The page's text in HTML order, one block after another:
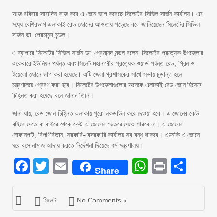
আজ রবিবার সারাদিন কাজ করে এ জোন ভাগ করেছে সিলেটের সিভিল সার্জন কার্যালয়। এর
মধ্যে বেশিরভাগ এলাকাই রেড জোনের আওতায় পড়েছে বলে জানিয়েছেন সিলেটের সিভিল
সার্জন ডা. প্রেমানন্দ মন্ডল।
এ ব্যাপারে সিলেটের সিভিল সার্জন ডা. প্রেমানন্দ মন্ডল বলেন, সিলেটের প্রত্যেক উপজেলার
একেবারে ইউনিয়ন পর্যন্ত এবং সিলেট মহানগরীর প্রত্যেক ওয়ার্ড পর্যন্ত রেড, গ্রিন ও
ইয়েলো জোনে ভাগ করা হয়েছে। এটি জেলা প্রশাসকের সাথে সভায় চুড়ান্ত হলে
মন্ত্রণালয়ে প্রেরণ করা হবে। সিলেটের উপজেলাগুলোর অনেকে এলাকাই রেড জোন হিসেবে
চিহ্নিত করা হয়েছে বলে জানান তিনি।
জানা যায়, রেড জোন চিহ্নিত এলাকায় পুরো লকডাউন করে দেওয়া হবে। এ জোনের কেউ
বাইরে যেতে বা বাইরে থেকে কেউ এ জোনের ভেতরে যেতে পারবে না। এ জোনের
দোকানপাট, বিপণিবিতান, সরকারি-বেসরকারি কার্যালয় সব বন্ধ থাকবে। এমনকি এ জোনে
ঘরে বসে নামাজ আদায় করতে নির্দেশনা দিয়েছে ধর্ম মন্ত্রণালয়।
Facebook
Twitter
EmailShare Print
সিলেট No Comments »